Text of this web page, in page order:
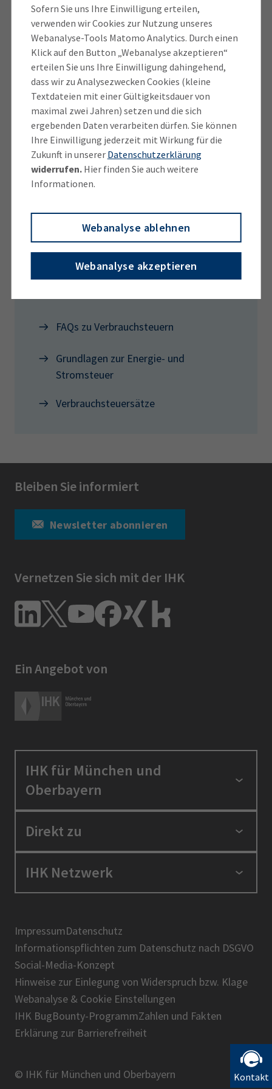
Sofern Sie uns Ihre Einwilligung erteilen,
verwenden wir Cookies zur Nutzung unseres
Webanalyse-Tools Matomo Analytics. Durch einen
Klick auf den Button „Webanalyse akzeptieren“
erteilen Sie uns Ihre Einwilligung dahingehend,
dass wir zu Analysezwecken Cookies (kleine
Textdateien mit einer Gültigkeitsdauer von
maximal zwei Jahren) setzen und die sich
ergebenden Daten verarbeiten dürfen. Sie können
Ihre Einwilligung jederzeit mit Wirkung für die
Zukunft in unserer Datenschutzerklärung
widerrufen.Hier finden Sie auch weitere
Informationen.
Webanalyse ablehnen
Webanalyse akzeptieren
Kontakt
Informationen zum Alkoholerwerb aus EU-Staaten
finden Sie im
Ratgeber EU-Binnenmarkt .
Näheres zur Besteuerung der einzelnen Konsumgüter
finden Sie auf der
Website der Zollverwaltung
Hinweis zur Kernbrennstoffsteuer:
In Deutschland trat die Kernbrennstoffsteuer zu
Beginn des Jahres 2011 in Kraft. Besteuert wurde der
Verbrauch von Kernbrennstoffen zur gewerblichen
erklärte das Bundesverfassungsgericht das
Kernbrennstoffsteuergesetz mit dem Grundgesetz
FAQs zu Verbrauchsteuern
Grundlagen zur Energie- und
Stromsteuer
Verbrauchsteuersätze
Bleiben Sie informiert
Newsletter abonnieren
Vernetzen Sie sich mit der IHK
Ein Angebot von
IHK für München und
Oberbayern
Standortpolitik
Berufszugang
Über uns
Direkt zu
Positionen
Presse
IHK-Magazin
IHK Netzwerk
BIHK
DIHK
AHK
IHK-Standortportal Bayern
ImpressumDatenschutz
Informationspflichten zum Datenschutz nach DSGVO
Social-Media-Konzept
Hinweise zur Einlegung von Widerspruch bzw. Klage
Webanalyse & Cookie Einstellungen
IHK BugBounty-ProgrammZahlen und Fakten
Erklärung zur Barrierefreiheit
© IHK für München und Oberbayern